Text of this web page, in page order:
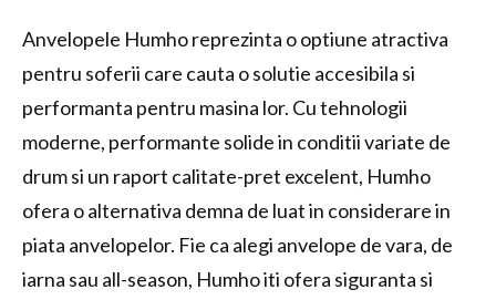
Anvelopele Humho reprezinta o optiune atractiva
pentru soferii care cauta o solutie accesibila si
performanta pentru masina lor. Cu tehnologii
moderne, performante solide in conditii variate de
drum si un raport calitate-pret excelent, Humho
ofera o alternativa demna de luat in considerare in
piata anvelopelor. Fie ca alegi anvelope de vara, de
iarna sau all-season, Humho iti ofera siguranta si